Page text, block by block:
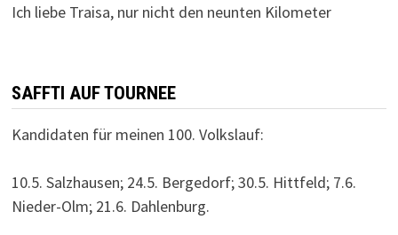
Ich liebe Traisa, nur nicht den neunten Kilometer
SAFFTI AUF TOURNEE
Kandidaten für meinen 100. Volkslauf:
10.5. Salzhausen; 24.5. Bergedorf; 30.5. Hittfeld; 7.6.
Nieder-Olm; 21.6. Dahlenburg.